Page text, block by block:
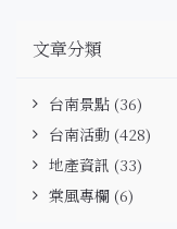
文章分類
台南景點 (36)
台南活動 (428)
地產資訊 (33)
棠風專欄 (6)